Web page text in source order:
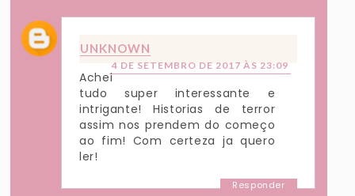
UNKNOWN
4 DE SETEMBRO DE 2017 ÀS 23:09
Achei
tudo super interessante e
intrigante! Historias de terror
assim nos prendem do começo
ao fim! Com certeza ja quero
ler!
Responder